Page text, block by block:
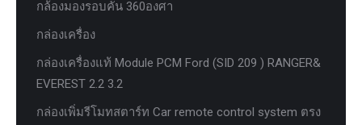
กล้องมองรอบคัน 360องศา
กล่องเครื่อง
กล่องเครื่องแท้ Module PCM Ford (SID 209 ) RANGER&
EVEREST 2.2 3.2
กล่องเพิ่มรีโมทสตาร์ท Car remote control system ตรง